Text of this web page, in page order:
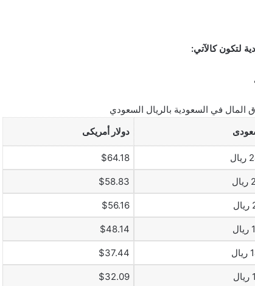
لتكون كالآتي:
في السعودية بالريال السعودي
دولار أمريكى
$64.18
$58.83
$56.16
$48.14
$37.44
$32.09